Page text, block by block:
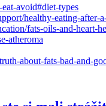
avoid#diet-types
healthy-eating-after-
fats-oils-and-heart-
atheroma
about-fats-bad-and-